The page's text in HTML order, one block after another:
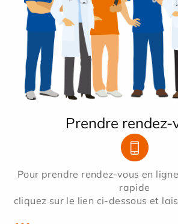
Prendre rendez-
Pour prendre rendez-vous en
rapide
cliquez sur le lien ci-dessous et